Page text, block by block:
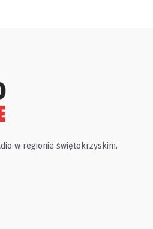
w regionie świętokrzyskim.